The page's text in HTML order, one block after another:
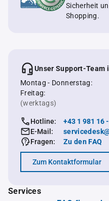
Sicherheit
Shopping.
Unser Support-Team
Montag - Donnerstag:
Freitag:
(werktags)
Hotline:
+43 1 981 16
E-Mail:
Fragen:
Zu den FAQ
Zum Kontaktformular
Services